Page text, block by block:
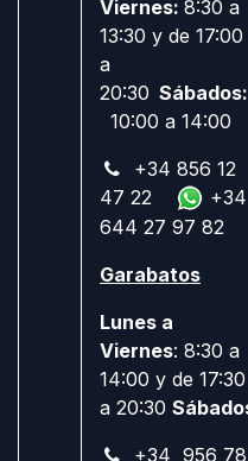
Viernes: 8:30 a
13:30 y de 17:00
a
20:30 Sábados:
10:00 a 14:00
+34 856 12
47 22
+34
644 27 97 82
Garabatos
Lunes a
Viernes: 8:30 a
14:00 y de 17:30
a 20:30
+34 956 78